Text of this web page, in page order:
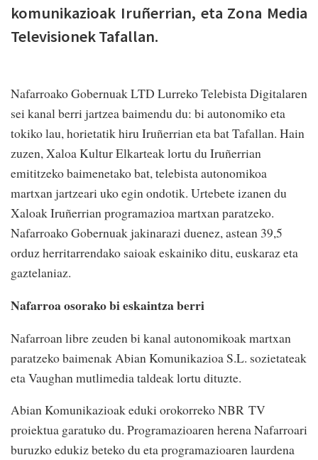
komunikazioak Iruñerrian, eta Zona Media
Televisionek Tafallan.
Nafarroako Gobernuak LTD Lurreko Telebista Digitalaren
sei kanal berri jartzea baimendu du: bi autonomiko eta
tokiko lau, horietatik hiru Iruñerrian eta bat Tafallan. Hain
zuzen, Xaloa Kultur Elkarteak lortu du Iruñerrian
emititzeko baimenetako bat, telebista autonomikoa
martxan jartzeari uko egin ondotik. Urtebete izanen du
Xaloak Iruñerrian programazioa martxan paratzeko.
Nafarroako Gobernuak jakinarazi duenez, astean 39,5
orduz herritarrendako saioak eskainiko ditu, euskaraz eta
gaztelaniaz.
Nafarroa osorako bi eskaintza berri
Nafarroan libre zeuden bi kanal autonomikoak martxan
paratzeko baimenak Abian Komunikazioa S.L. sozietateak
eta Vaughan mutlimedia taldeak lortu dituzte.
Abian Komunikazioak eduki orokorreko NBR TV
proiektua garatuko du. Programazioaren herena Nafarroari
buruzko edukiz beteko du eta programazioaren laurdena